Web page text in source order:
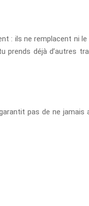
ils ne remplacent ni le
prends déjà d’autres
pas de ne jamais